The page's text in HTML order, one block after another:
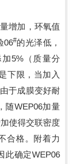
增加，环氧值
06#的光泽低，
5%（质量分
下限，当加入
于成膜变好耐
随WEP06加量
使得交联密度
合格。附着力
此确定WEP06